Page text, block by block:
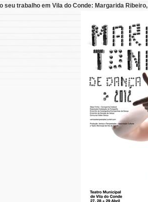
o seu trabalho em Vila do Conde: Margarida